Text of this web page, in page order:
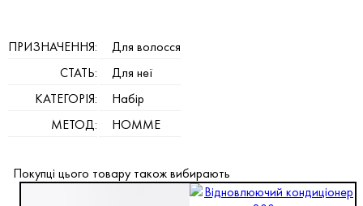
ПРИЗНАЧЕННЯ:
Для волосся
СТАТЬ:
Для неї
КАТЕГОРІЯ:
Набір
МЕТОД:
HOMME
Покупці цього товару також вибирають